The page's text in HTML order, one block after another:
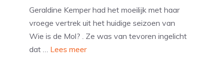
Geraldine Kemper had het moeilijk met haar
vroege vertrek uit het huidige seizoen van
Wie is de Mol? . Ze was van tevoren ingelicht
dat … Lees meer